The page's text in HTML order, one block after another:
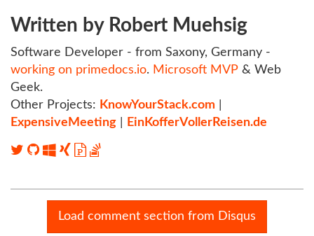
Written by Robert Muehsig
Software Developer - from Saxony, Germany -
working on primedocs.io. Microsoft MVP & Web
Geek.
Other Projects: KnowYourStack.com
ExpensiveMeeting
EinKofferVollerReisen.de
Load comment section from Disqus